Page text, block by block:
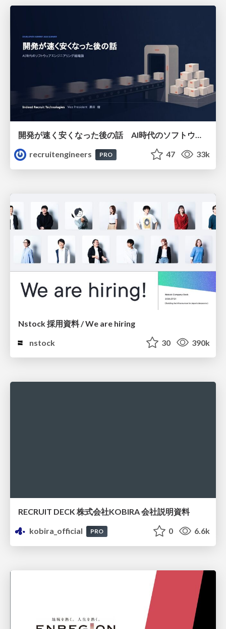
開発が速く安くなった後の話 AI時代のソフトウェアエンジニアリング組織論 #devsumi
recruitengineers
PRO 47 33k
Nstock 採用資料 / We are hiring
nstock
30 390k
RECRUIT DECK 株式会社KOBIRA 会社説明資料
kobira_official
PRO 0 6.6k